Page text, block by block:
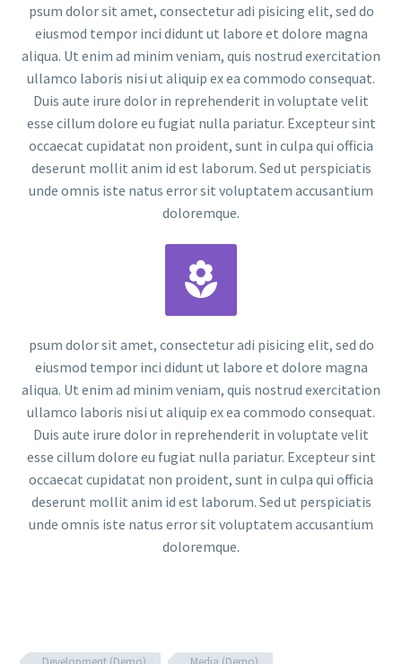
psum dolor sit amet, consectetur adi pisicing elit, sed do
eiusmod tempor inci didunt ut labore et dolore magna
aliqua. Ut enim ad minim veniam, quis nostrud exercitation
ullamco laboris nisi ut aliquip ex ea commodo consequat.
Duis aute irure dolor in reprehenderit in voluptate velit
esse cillum dolore eu fugiat nulla pariatur. Excepteur sint
occaecat cupidatat non proident, sunt in culpa qui officia
deserunt mollit anim id est laborum. Sed ut perspiciatis
unde omnis iste natus error sit voluptatem accusantium
doloremque.


psum dolor sit amet, consectetur adi pisicing elit, sed do
eiusmod tempor inci didunt ut labore et dolore magna
aliqua. Ut enim ad minim veniam, quis nostrud exercitation
ullamco laboris nisi ut aliquip ex ea commodo consequat.
Duis aute irure dolor in reprehenderit in voluptate velit
esse cillum dolore eu fugiat nulla pariatur. Excepteur sint
occaecat cupidatat non proident, sunt in culpa qui officia
deserunt mollit anim id est laborum. Sed ut perspiciatis
unde omnis iste natus error sit voluptatem accusantium
doloremque.